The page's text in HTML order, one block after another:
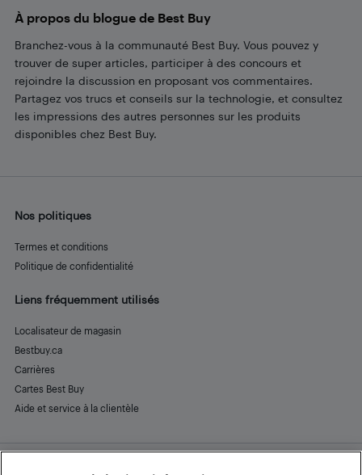
À propos du blogue de Best Buy
Branchez-vous à la communauté Best Buy. Vous pouvez y
trouver de super articles, participer à des concours et
rejoindre la discussion en proposant vos commentaires.
Partagez vos trucs et conseils sur la technologie, et consultez
les impressions des autres personnes sur les produits
disponibles chez Best Buy.
Nos politiques
Termes et conditions
Politique de confidentialité
Liens fréquemment utilisés
Localisateur de magasin
Bestbuy.ca
Carrières
Cartes Best Buy
Aide et service à la clientèle